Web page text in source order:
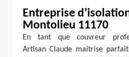
Entreprise
Montolieu 11170
En tant que couvreur
Artisan Claude maîtrise